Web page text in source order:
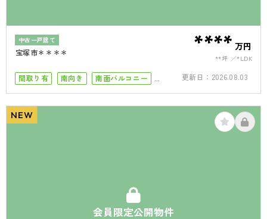
中古一戸建て
宝塚市＊＊＊＊ **** 万円
**坪 *LDK
間取り有 南向き
南面バルコニー
更新日： 2026.08.03
会員限定公開物件
NEW